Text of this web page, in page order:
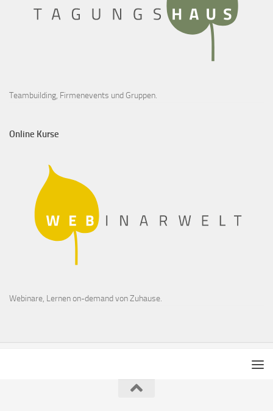
Teambuilding, Firmenevents und Gruppen.
Online Kurse
Webinare, Lernen on-demand von Zuhause.